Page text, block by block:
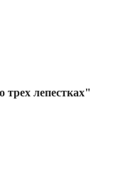
трех лепестках"